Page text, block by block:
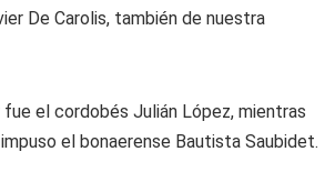
De Carolis, también de nuestra
fue el cordobés Julián López, mientras
el bonaerense Bautista Saubidet.